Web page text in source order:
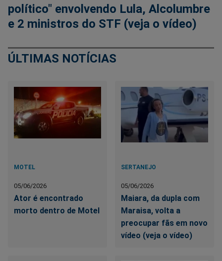
político" envolvendo Lula, Alcolumbre
e 2 ministros do STF (veja o vídeo)
ÚLTIMAS NOTÍCIAS
MOTEL
05/06/2026
Ator é encontrado
morto dentro de Motel
SERTANEJO
05/06/2026
Maiara, da dupla com
Maraisa, volta a
preocupar fãs em novo
vídeo (veja o vídeo)